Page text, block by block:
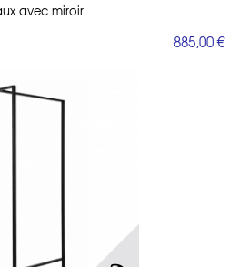
avec miroir
885,00 €